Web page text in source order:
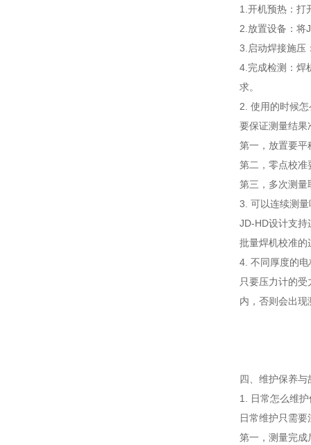
1.开机预热：打
2.放置设备：将
3.启动焊接施压
4.完成检测：焊
求。
2. 使用的时候
要保证测量结果
第一，放置要平
第二，零点校准
第三，多次测量
3. 可以连续测
JD-HD设计支持
批量焊机校准的
4. 不同厚度的
只要压力计的
内，否则会出现
四、维护保养与
1. 日常怎么维
日常维护只需要
第一，测量完成